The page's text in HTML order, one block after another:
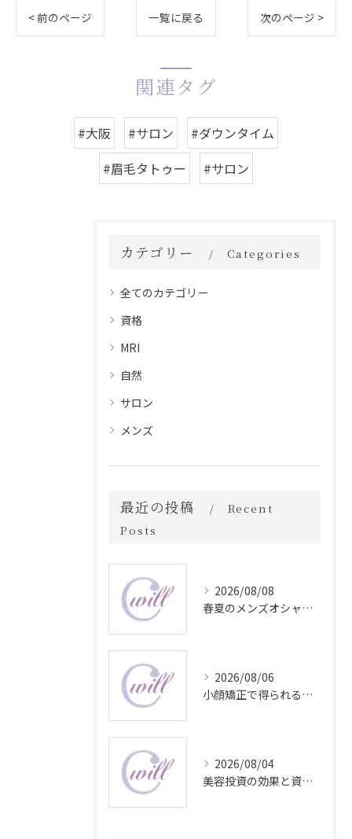
< 前のページ 一覧に戻る 次のページ >
関連タグ
#大阪 #サロン
#ダウンタイム
#眉毛タトゥー
#サロン
カテゴリー Categories
全てのカテゴリー
資格
MRI
自然
サロン
メンズ
最近の投稿
Recent
Posts
2026/08/08
春夏のメンズオシャレ最前線スタイル
2026/08/06
小顔矯正で得られる顔変化の科学的効果
2026/08/04
美容投資の効果と資産価値の解説